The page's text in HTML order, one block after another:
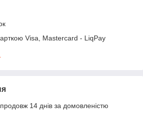
Visa, Mastercard - LiqPay
14 днів за домовленістю